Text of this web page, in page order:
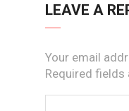
LEAVE A
Your email
Required fields